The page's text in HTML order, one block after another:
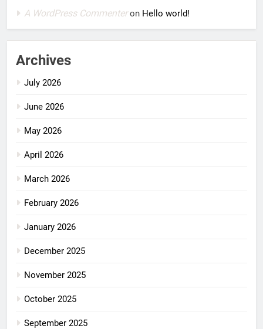
A WordPress Commenteron Hello world!
Archives
July 2026
June 2026
May 2026
April 2026
March 2026
February 2026
January 2026
December 2025
November 2025
October 2025
September 2025